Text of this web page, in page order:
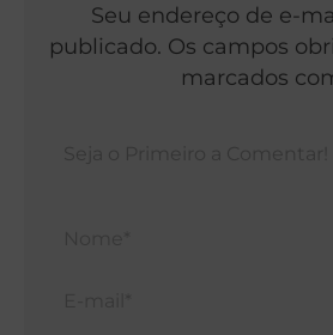
Seu endereço de e-
publicado. Os campos
marcados